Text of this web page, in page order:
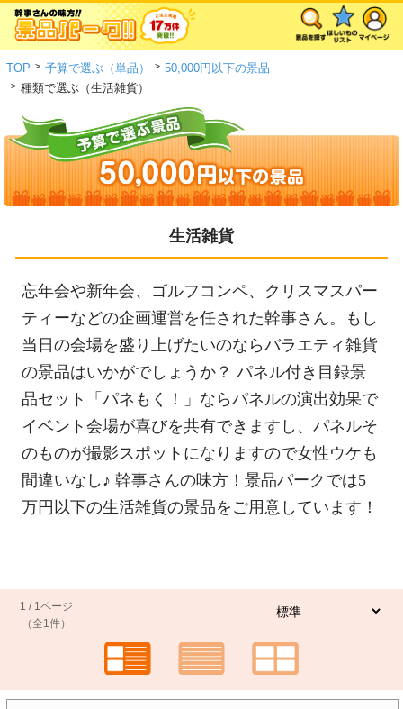
TOP > 予算で選ぶ（単品） > 50,000円以下の景品
> 種類で選ぶ（生活雑貨）
生活雑貨
忘年会や新年会、ゴルフコンペ、クリスマスパー
ティーなどの企画運営を任された幹事さん。もし
当日の会場を盛り上げたいのならバラエティ雑貨
の景品はいかがでしょうか？ パネル付き目録景
品セット「パネもく！」ならパネルの演出効果で
イベント会場が喜びを共有できますし、パネルそ
のものが撮影スポットになりますので女性ウケも
間違いなし♪ 幹事さんの味方！景品パークでは5
万円以下の生活雑貨の景品をご用意しています！
1 / 1ページ
（全1件）